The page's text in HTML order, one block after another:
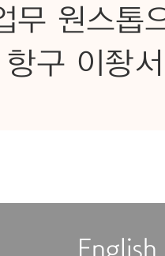
무 원스톱
구 이좡
English